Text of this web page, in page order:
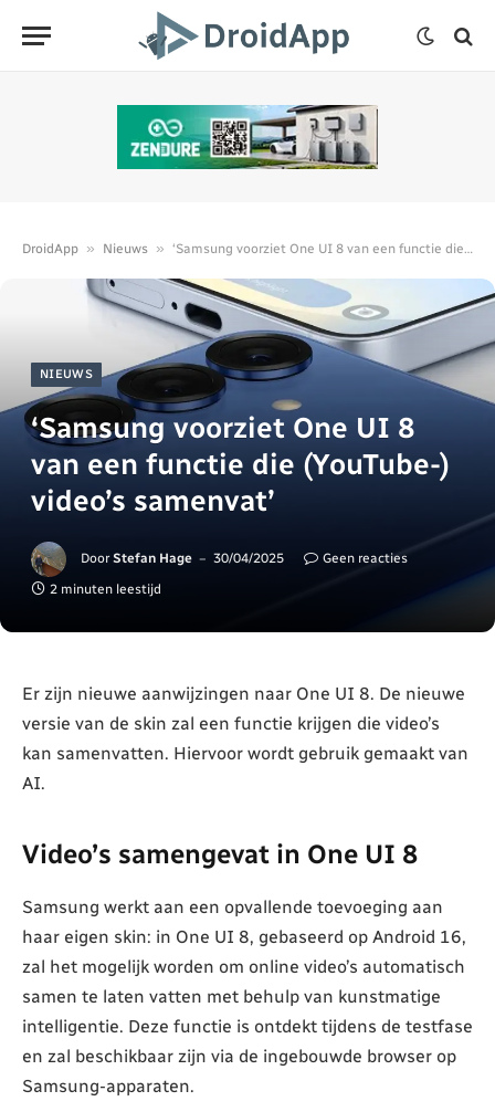
DroidApp » Nieuws » ‘Samsung voorziet One UI 8 van een functie die (YouTube-) video’s samenvat’
NIEUWS
‘Samsung voorziet One UI 8
van een functie die (YouTube-)
video’s samenvat’
Door Stefan Hage 30/04/2025
Geen reacties
2 minuten leestijd
Er zijn nieuwe aanwijzingen naar One UI 8. De nieuwe
versie van de skin zal een functie krijgen die video’s
kan samenvatten. Hiervoor wordt gebruik gemaakt van
AI.
Video’s samengevat in One UI 8
Samsung werkt aan een opvallende toevoeging aan
haar eigen skin: in One UI 8, gebaseerd op Android 16,
zal het mogelijk worden om online video’s automatisch
samen te laten vatten met behulp van kunstmatige
intelligentie. Deze functie is ontdekt tijdens de testfase
en zal beschikbaar zijn via de ingebouwde browser op
Samsung-apparaten.